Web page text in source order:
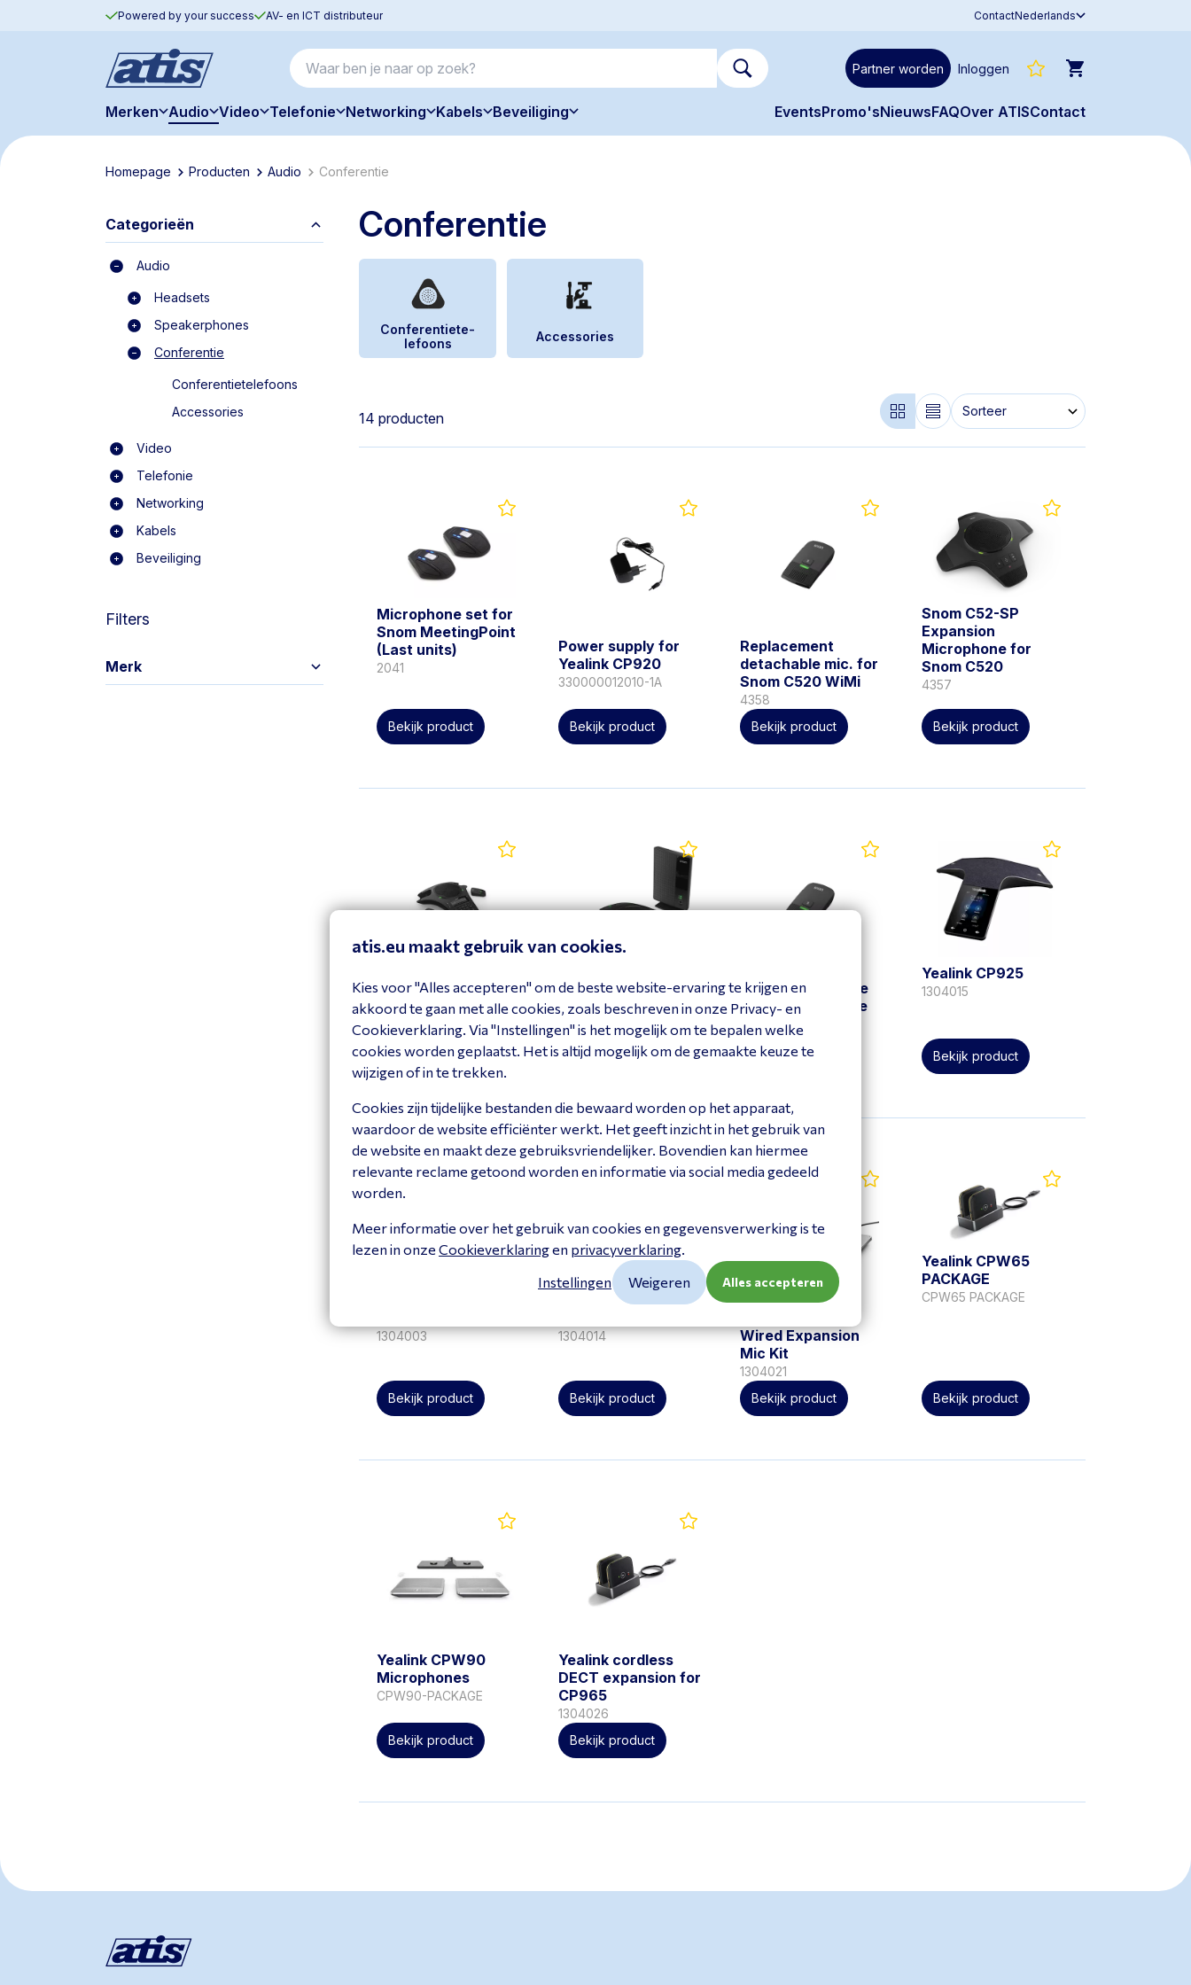
Powered by your success AV- en ICT distributeur ContactNederlands
Partner worden Inloggen
Merken Audio Video Telefonie Networking Kabels Beveiliging EventsPromo'sNieuwsFAQOver ATISContact
Homepage Producten Audio Conferentie
Categorieën
Audio
Headsets
Speakerphones
Conferentie
Conferentietelefoons
Accessories
Video
Telefonie
Networking
Kabels
Beveiliging
Filters
Merk
Conferentie
Conferen­tie­te­
lefoons
Accessories
14 producten
Microphone set for
Snom MeetingPoint
(Last units)
2041
Bekijk product
Power supply for
Yealink CP920
330000012010-1A
Bekijk product
Replacement
detachable mic. for
Snom C520 WiMi
4358
Bekijk product
Snom C52-SP
Expansion
Microphone for
Snom C520
4357
Bekijk product
Snom C520 WiMi
4356
Bekijk product
Snom C620
4617
Bekijk product
Snom Conference
C620 Microphone
4711
Bekijk product
Yealink CP925
1304015
Bekijk product
Actie
1304003
Bekijk product
1304014
Bekijk product
Wired Expansion
Mic Kit
1304021
Bekijk product
Yealink CPW65
PACKAGE
CPW65 PACKAGE
Bekijk product
Yealink CPW90
Microphones
CPW90-PACKAGE
Bekijk product
Yealink cordless
DECT expansion for
CP965
1304026
Bekijk product
atis.eu maakt gebruik van cookies.
Kies voor "Alles accepteren" om de beste website-ervaring te krijgen en
akkoord te gaan met alle cookies, zoals beschreven in onze Privacy- en
Cookieverklaring. Via "Instellingen" is het mogelijk om te bepalen welke
cookies worden geplaatst. Het is altijd mogelijk om de gemaakte keuze te
wijzigen of in te trekken.
Cookies zijn tijdelijke bestanden die bewaard worden op het apparaat,
waardoor de website efficiënter werkt. Het geeft inzicht in het gebruik van
de website en maakt deze gebruiksvriendelijker. Bovendien kan hiermee
relevante reclame getoond worden en informatie via social media gedeeld
worden.
Meer informatie over het gebruik van cookies en gegevensverwerking is te
lezen in onze Cookieverklaringen privacyverklaring
Instellingen
Weigeren Alles accepteren